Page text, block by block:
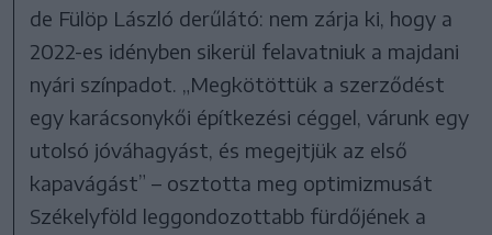
de Fülöp László derűlátó: nem zárja ki, hogy a
2022-es idényben sikerül felavatniuk a majdani
nyári színpadot. „Megkötöttük a szerződést
egy karácsonykői építkezési céggel, várunk egy
utolsó jóváhagyást, és megejtjük az első
kapavágást” – osztotta meg optimizmusát
Székelyföld leggondozottabb fürdőjének a